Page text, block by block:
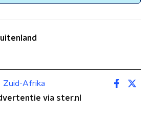
Zuid-Afrika
via ster.nl